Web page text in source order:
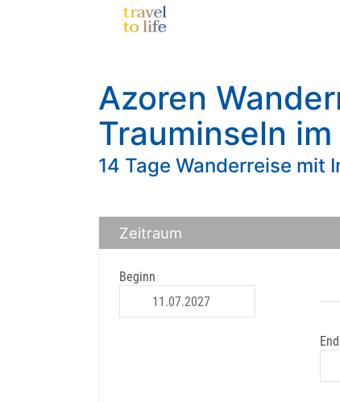
Azoren
Trauminseln
14 Tage Wanderreise mit
Zeitraum
Beginn